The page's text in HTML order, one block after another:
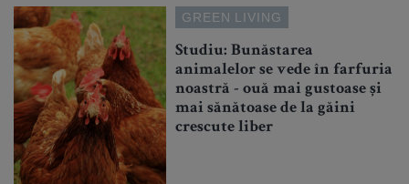
GREEN LIVING
Studiu: Bunăstarea
animalelor se vede în farfuria
noastră - ouă mai gustoase și
mai sănătoase de la găini
crescute liber